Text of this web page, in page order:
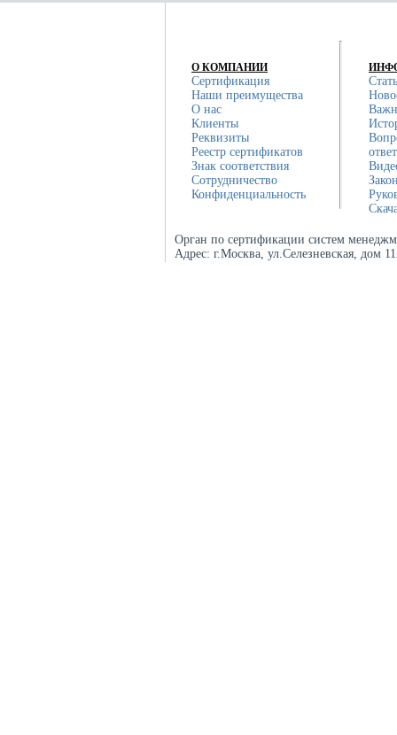
О КОМПАНИИ
Сертификация
Наши преимущества
О нас
Клиенты
Реквизиты
Реестр сертификатов
Знак соответствия
Сотрудничество
Конфиденциальность
Орган по сертификации систем
Адрес: г.Москва, ул.Селезневская, дом